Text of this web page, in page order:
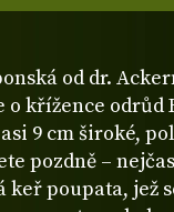
od dr.
o křížence odrůd
9 cm široké,
pozdně –
keř poupata, jež